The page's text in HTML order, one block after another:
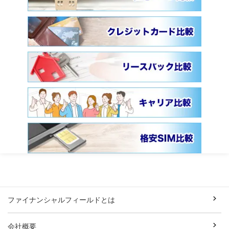
ファイナンシャルフィールドとは
会社概要